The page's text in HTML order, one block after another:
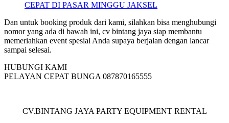
Dan untuk booking produk dari kami, silahkan bisa menghubungi
nomor yang ada di bawah ini, cv bintang jaya siap membantu
memeriahkan event spesial Anda supaya berjalan dengan lancar
sampai selesai.
HUBUNGI KAMI
PELAYAN CEPAT BUNGA 087870165555
CV.BINTANG JAYA PARTY EQUIPMENT RENTAL